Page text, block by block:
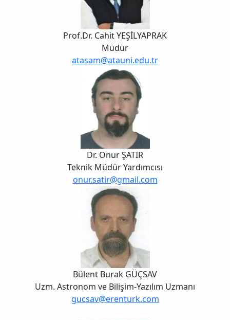
Prof.Dr. Cahit YEŞİLYAPRAK
Müdür
atasam@atauni.edu.tr
Dr. Onur ŞATIR
Teknik Müdür Yardımcısı
onur.satir@gmail.com
Bülent Burak GÜÇSAV
Uzm. Astronom ve Bilişim-Yazılım Uzmanı
gucsav@erenturk.com